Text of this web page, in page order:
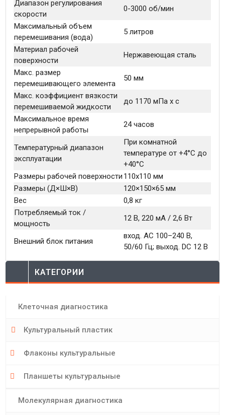
Диапазон регулирования
скорости
0-3000 об/мин
Максимальный объем
перемешивания (вода)
5 литров
Материал рабочей
поверхности
Нержавеющая сталь
Макс. размер
перемешивающего элемента
50 мм
Макс. коэффициент вязкости
перемешиваемой жидкости
до 1170 мПa x с
Максимальное время
непрерывной работы
24 часов
Температурный диапазон
эксплуатации
При комнатной
температуре от +4°C до
+40°C
Размеры рабочей поверхности 110x110 мм
Размеры (Д×Ш×В)
120×150×65 мм
Вес
0,8 кг
Потребляемый ток /
мощность
12 В, 220 мA / 2,6 Вт
Внешний блок питания
вход. AC 100–240 В,
50/60 Гц; выход. DC 12 В
КАТЕГОРИИ
Клеточная диагностика
Культуральный пластик
Флаконы культуральные
Планшеты культуральные
Молекулярная диагностика